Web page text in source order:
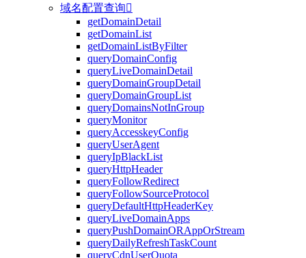
域名配置查询
getDomainDetail
getDomainList
getDomainListByFilter
queryDomainConfig
queryLiveDomainDetail
queryDomainGroupDetail
queryDomainGroupList
queryDomainsNotInGroup
queryMonitor
queryAccesskeyConfig
queryUserAgent
queryIpBlackList
queryHttpHeader
queryFollowRedirect
queryFollowSourceProtocol
queryDefaultHttpHeaderKey
queryLiveDomainApps
queryPushDomainORAppOrStream
queryDailyRefreshTaskCount
queryCdnUserQuota